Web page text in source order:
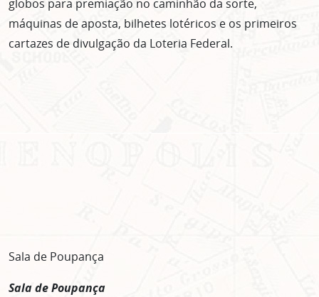
globos para premiação no caminhão da sorte,
máquinas de aposta, bilhetes lotéricos e os primeiros
cartazes de divulgação da Loteria Federal.
Sala de Poupança
Sala de Poupança